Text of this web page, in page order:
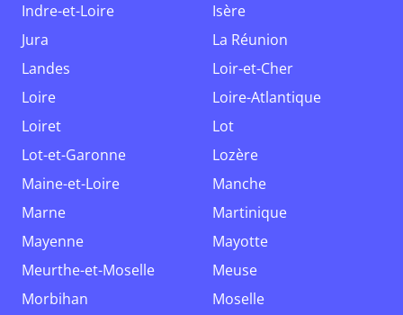
Indre-et-Loire
Isère
Jura
La Réunion
Landes
Loir-et-Cher
Loire
Loire-Atlantique
Loiret
Lot
Lot-et-Garonne
Lozère
Maine-et-Loire
Manche
Marne
Martinique
Mayenne
Mayotte
Meurthe-et-Moselle
Meuse
Morbihan
Moselle